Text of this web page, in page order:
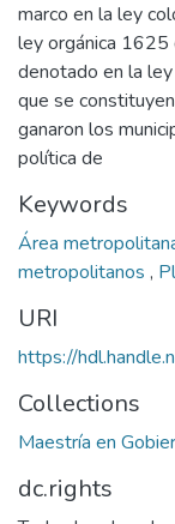
marco en la ley
ley orgánica
denotado en la
que se
ganaron los
política de
Keywords
Área
metropolitanos ,
URI
https://
Collections
Maestría en
dc.rights